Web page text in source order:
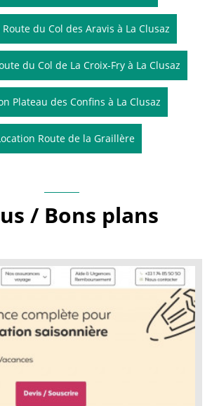
du Col des Aravis à La Clusaz
du Col de La Croix-Fry à La Clusaz
Plateau des Confins à La Clusaz
Route de la Graillère
/ Bons plans